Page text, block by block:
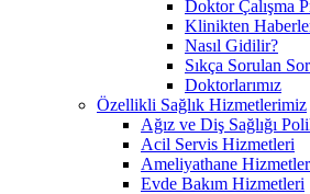
Doktor Çalışma
Klinikten
Nasıl Gidilir?
Sıkça Sorulan
Doktorlarımız
Özellikli Sağlık Hizmetlerimiz
Ağız ve Diş Sağlığı
Acil Servis Hizmetleri
Ameliyathane
Evde Bakım Hizmetleri